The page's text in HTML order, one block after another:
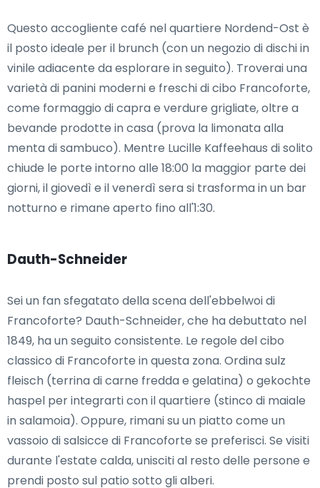
Questo accogliente café nel quartiere Nordend-Ost è
il posto ideale per il brunch (con un negozio di dischi in
vinile adiacente da esplorare in seguito). Troverai una
varietà di panini moderni e freschi di cibo Francoforte,
come formaggio di capra e verdure grigliate, oltre a
bevande prodotte in casa (prova la limonata alla
menta di sambuco). Mentre Lucille Kaffeehaus di solito
chiude le porte intorno alle 18:00 la maggior parte dei
giorni, il giovedì e il venerdì sera si trasforma in un bar
notturno e rimane aperto fino all'1:30.
Dauth-Schneider
Sei un fan sfegatato della scena dell'ebbelwoi di
Francoforte? Dauth-Schneider, che ha debuttato nel
1849, ha un seguito consistente. Le regole del cibo
classico di Francoforte in questa zona. Ordina sulz
fleisch (terrina di carne fredda e gelatina) o gekochte
haspel per integrarti con il quartiere (stinco di maiale
in salamoia). Oppure, rimani su un piatto come un
vassoio di salsicce di Francoforte se preferisci. Se visiti
durante l'estate calda, unisciti al resto delle persone e
prendi posto sul patio sotto gli alberi.